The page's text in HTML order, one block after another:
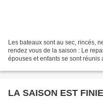
Les bateaux sont au sec, rincés,
rendez vous de la saison : Le
épouses et enfants se sont réunis
LA SAISON EST